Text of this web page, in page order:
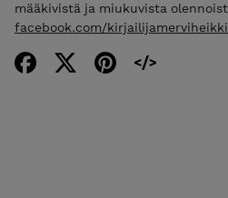
määkivistä ja miukuvista
facebook.com/